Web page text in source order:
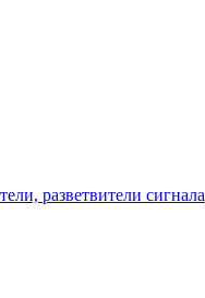
разветвители сигнала